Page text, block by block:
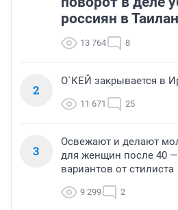
россиян в
13 764 8
2
О`КЕЙ закрывается в
11 671 25
3
Освежают и делают
для женщин после 40
вариантов от стилиста
9 299 2